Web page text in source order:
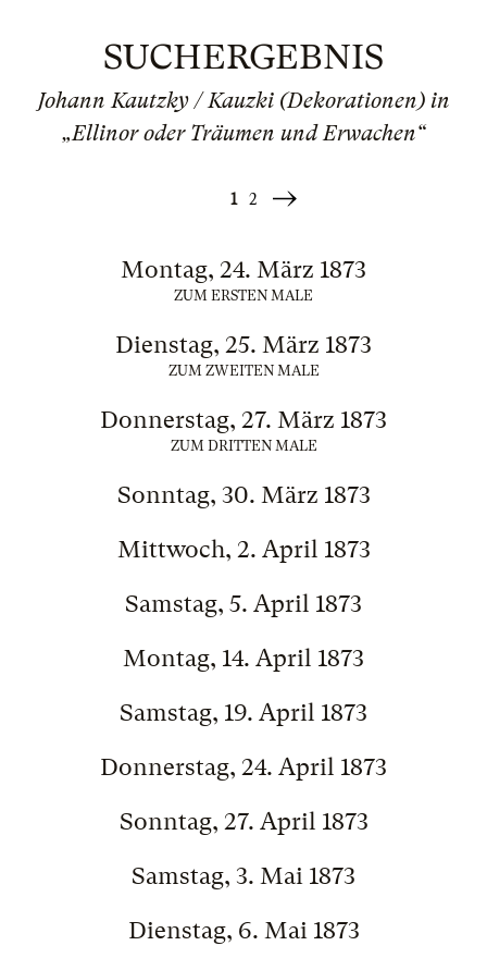
SUCHERGEBNIS
Johann Kautzky / Kauzki (Dekorationen) in
„Ellinor oder Träumen und Erwachen“
1 2
Weiter
Montag, 24. März 1873
ZUM ERSTEN MALE
Dienstag, 25. März 1873
ZUM ZWEITEN MALE
Donnerstag, 27. März 1873
ZUM DRITTEN MALE
Sonntag, 30. März 1873
Mittwoch, 2. April 1873
Samstag, 5. April 1873
Montag, 14. April 1873
Samstag, 19. April 1873
Donnerstag, 24. April 1873
Sonntag, 27. April 1873
Samstag, 3. Mai 1873
Dienstag, 6. Mai 1873